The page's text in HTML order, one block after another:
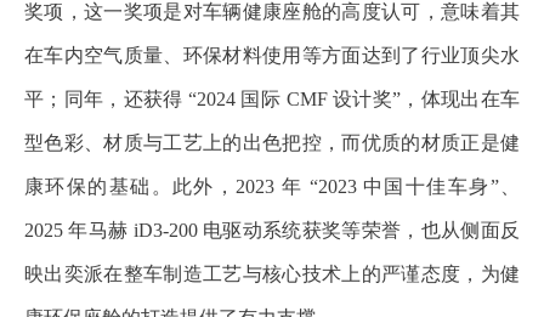
奖项，这一奖项是对车辆健康座舱的高度认可，意味着其
在车内空气质量、环保材料使用等方面达到了行业顶尖水
平；同年，还获得 “2024 国际 CMF 设计奖”，体现出在车
型色彩、材质与工艺上的出色把控，而优质的材质正是健
康环保的基础。此外，2023 年 “2023 中国十佳车身”、
2025 年马赫 iD3-200 电驱动系统获奖等荣誉，也从侧面反
映出奕派在整车制造工艺与核心技术上的严谨态度，为健